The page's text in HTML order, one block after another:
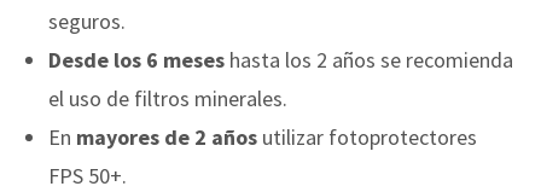
seguros.
Desde los 6 meses hasta los 2 años se recomienda
el uso de filtros minerales.
En mayores de 2 años utilizar fotoprotectores
FPS 50+.